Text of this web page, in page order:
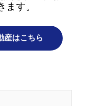
す。